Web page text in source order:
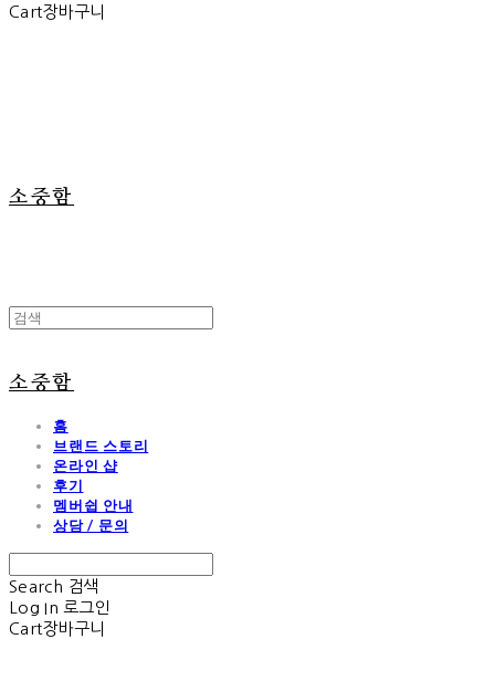
Cart장바구니
소중함
소중함
홈
브랜드 스토리
온라인 샵
후기
멤버쉽 안내
상담 / 문의
Search 검색
Log In 로그인
Cart장바구니